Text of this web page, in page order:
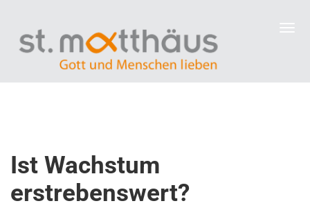
Ist Wachstum
erstrebenswert?